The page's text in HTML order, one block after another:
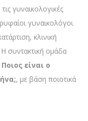
γυναικολογικές
γυναικολόγοι
κλινική
Η συντακτική ομάδα
Ποιος είναι ο
, με βάση ποιοτικά